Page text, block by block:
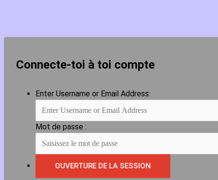
Connecte-toi à toi compte
Enter Username or Email Address:
Mot de passe :